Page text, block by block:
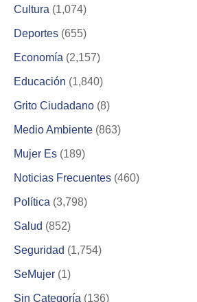
Cultura (1,074)
Deportes (655)
Economía (2,157)
Educación (1,840)
Grito Ciudadano (8)
Medio Ambiente (863)
Mujer Es (189)
Noticias Frecuentes (460)
Política (3,798)
Salud (852)
Seguridad (1,754)
SeMujer (1)
Sin Categoría (136)